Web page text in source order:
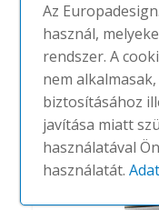
Scala Ceiling
ABSTRACTA
Az
használ,
rendszer. A
nem
biztosításához
javítása miatt
használatával
használatát.